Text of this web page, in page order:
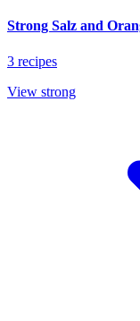
Strong Salz and
3 recipes
View strong